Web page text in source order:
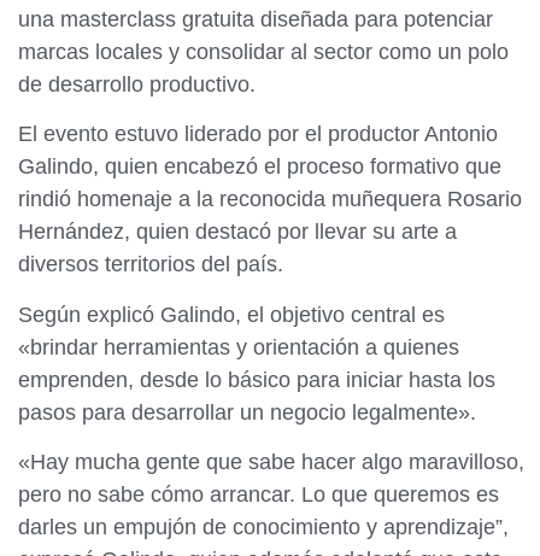
una masterclass gratuita diseñada para potenciar
marcas locales y consolidar al sector como un polo
de desarrollo productivo.
El evento estuvo liderado por el productor Antonio
Galindo, quien encabezó el proceso formativo que
rindió homenaje a la reconocida muñequera Rosario
Hernández, quien destacó por llevar su arte a
diversos territorios del país.
Según explicó Galindo, el objetivo central es
«brindar herramientas y orientación a quienes
emprenden, desde lo básico para iniciar hasta los
pasos para desarrollar un negocio legalmente».
«Hay mucha gente que sabe hacer algo maravilloso,
pero no sabe cómo arrancar. Lo que queremos es
darles un empujón de conocimiento y aprendizaje”,